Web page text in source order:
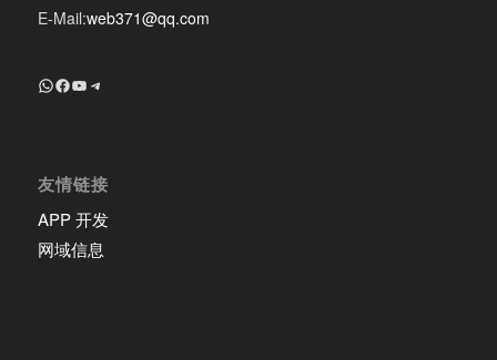
E-Mail:web371@qq.com
+8618639018603
Facebook
YouTube
Telegram
友情链接
APP 开发
网域信息